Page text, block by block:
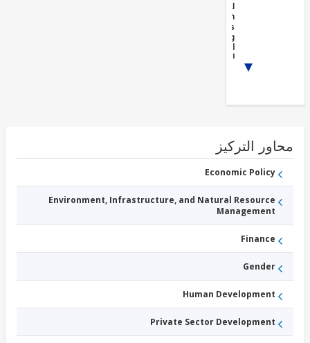
Vocational
Education
and Skills
المؤسسات
الصحة
Storage
إمدادات
المياه
Commercialization,
Agri-Business and
التركيز
Economic Policy
Environment, Infrastructure, and Natural Resource
Management
Finance
Gender
Human Development
Private Sector Development